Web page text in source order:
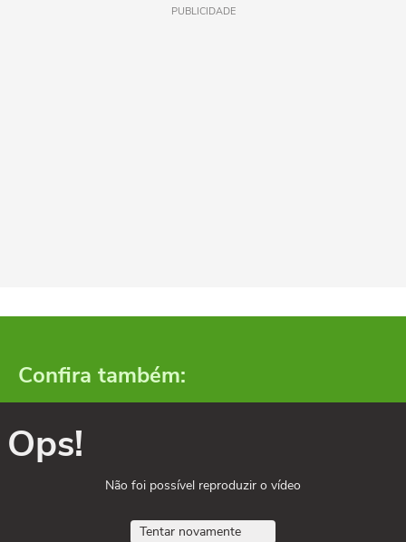
PUBLICIDADE
Confira também:
Ops!
Não foi possível reproduzir o vídeo
Tentar novamente